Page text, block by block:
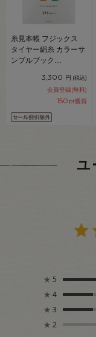
糸見本帳 フジックス
タイヤー絹糸 カラーサ
ンプルブック
3,300 円 (税込)
会員登録(無料)
150pt獲得
ユ
★ 5
★ 4
★ 3
★ 2